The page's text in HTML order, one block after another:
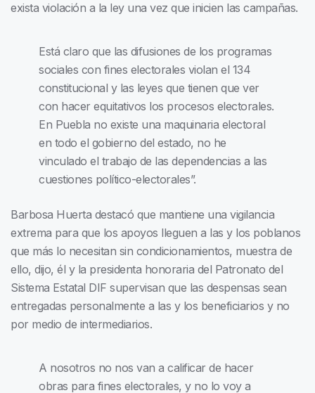
exista violación a la ley una vez que inicien las campañas.
Está claro que las difusiones de los programas
sociales con fines electorales violan el 134
constitucional y las leyes que tienen que ver
con hacer equitativos los procesos electorales.
En Puebla no existe una maquinaria electoral
en todo el gobierno del estado, no he
vinculado el trabajo de las dependencias a las
cuestiones político-electorales”.
Barbosa Huerta destacó que mantiene una vigilancia
extrema para que los apoyos lleguen a las y los poblanos
que más lo necesitan sin condicionamientos, muestra de
ello, dijo, él y la presidenta honoraria del Patronato del
Sistema Estatal DIF supervisan que las despensas sean
entregadas personalmente a las y los beneficiarios y no
por medio de intermediarios.
A nosotros no nos van a calificar de hacer
obras para fines electorales, y no lo voy a